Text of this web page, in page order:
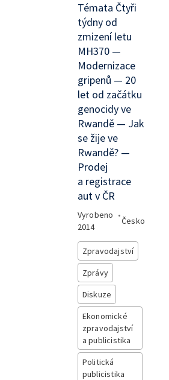
Témata Čtyři
týdny od
zmizení letu
MH370 —
Modernizace
gripenů — 20
let od začátku
genocidy ve
Rwandě — Jak
se žije ve
Rwandě? —
Prodej
a registrace
aut v ČR
Vyrobeno
2014
•
Česko
Zpravodajství
Zprávy
Diskuze
Ekonomické
zpravodajství
a publicistika
Politická
publicistika